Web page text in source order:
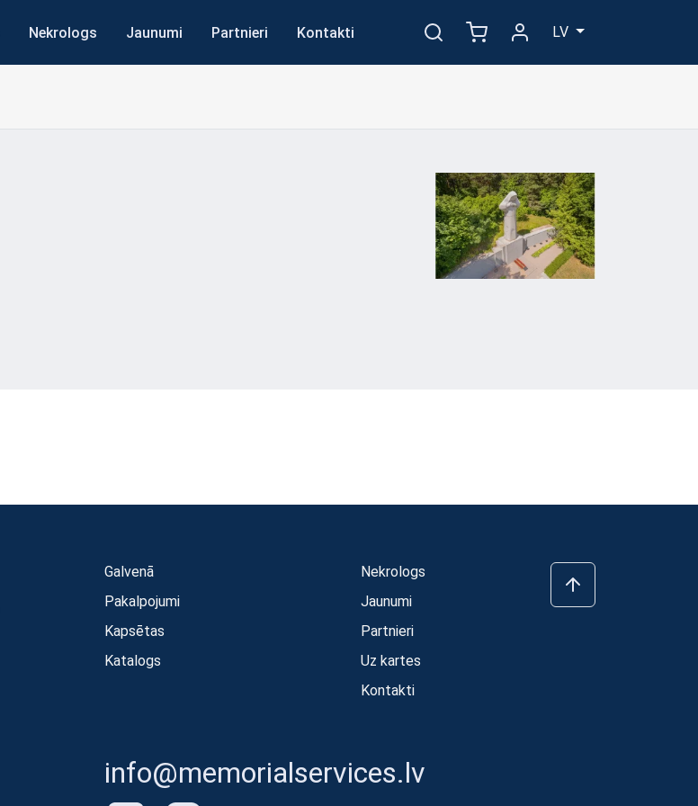
Nekrologs Jaunumi Partnieri Kontakti LV
Galvenā
Pakalpojumi
Kapsētas
Katalogs
Nekrologs
Jaunumi
Partnieri
Uz kartes
Kontakti
info@memorialservices.lv